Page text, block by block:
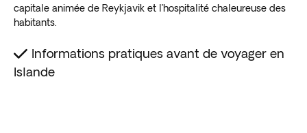
capitale animée de Reykjavik et l’hospitalité chaleureuse des
habitants.
Informations pratiques avant de voyager en
Islande